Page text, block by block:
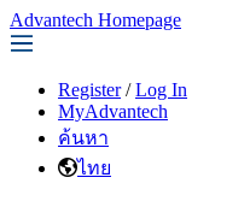
Advantech Homepage
Register / Log In
MyAdvantech
ค้นหา
ไทย